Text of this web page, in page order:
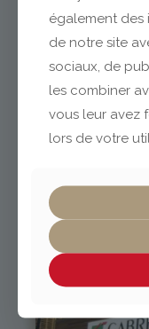
également des
de notre site
sociaux, de
les combiner
vous leur avez
lors de votre